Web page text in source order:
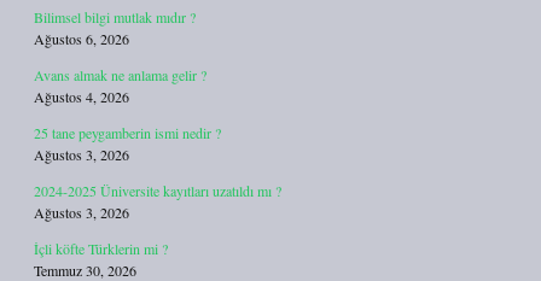
Bilimsel bilgi mutlak mıdır ?
Ağustos 6, 2026
Avans almak ne anlama gelir ?
Ağustos 4, 2026
25 tane peygamberin ismi nedir ?
Ağustos 3, 2026
2024-2025 Üniversite kayıtları uzatıldı mı ?
Ağustos 3, 2026
İçli köfte Türklerin mi ?
Temmuz 30, 2026